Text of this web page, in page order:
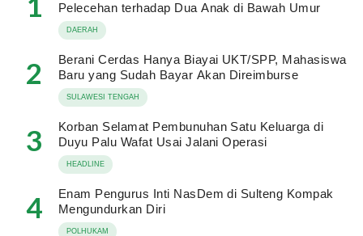
Pelecehan terhadap Dua Anak di Bawah Umur
DAERAH
2
Berani Cerdas Hanya Biayai UKT/SPP, Mahasiswa
Baru yang Sudah Bayar Akan Direimburse
SULAWESI TENGAH
3
Korban Selamat Pembunuhan Satu Keluarga di
Duyu Palu Wafat Usai Jalani Operasi
HEADLINE
4
Enam Pengurus Inti NasDem di Sulteng Kompak
Mengundurkan Diri
POLHUKAM